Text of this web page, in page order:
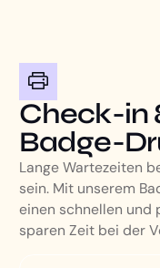
Check-in
Badge-
Lange Wartezeiten
sein. Mit unserem
einen schnellen und
sparen Zeit bei der